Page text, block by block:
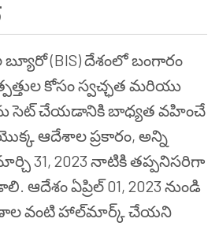
(BIS) దేశంలో బంగారం
కోసం స్వచ్ఛత మరియు
సెట్ చేయడానికి బాధ్యత వహించే
యొక్క ఆదేశాల ప్రకారం, అన్ని
మార్చి 31, 2023 నాటికి తప్పనిసరిగా
ఏప్రిల్ 01, 2023 నుండి
వంటి హాల్‌మార్క్ చేయని